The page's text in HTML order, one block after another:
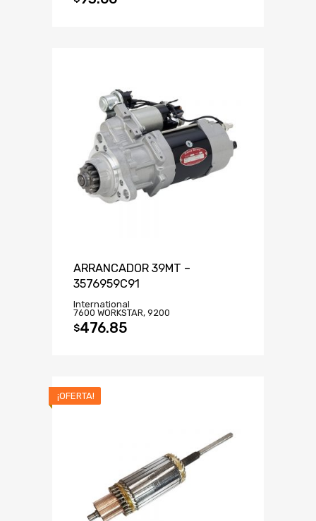
ARRANCADOR 39MT –
3576959C91
International
7600 WORKSTAR, 9200
$476.85
¡OFERTA!